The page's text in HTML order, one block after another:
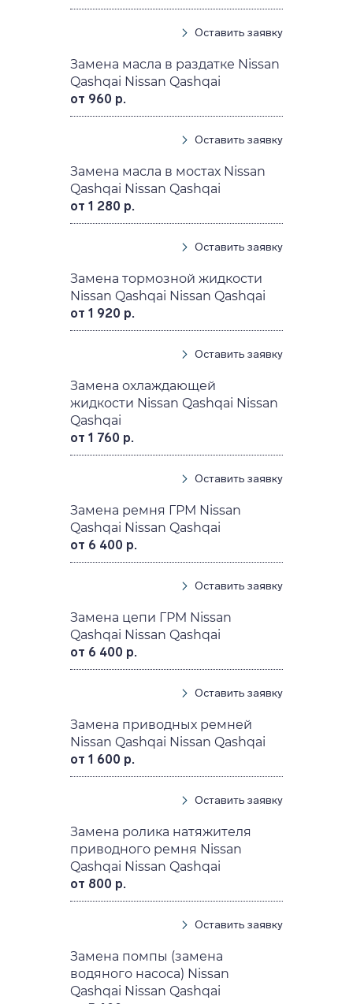
Оставить заявку
Замена масла в раздатке Nissan
Qashqai Nissan Qashqai
от 960 р.
Оставить заявку
Замена масла в мостах Nissan
Qashqai Nissan Qashqai
от 1 280 р.
Оставить заявку
Замена тормозной жидкости
Nissan Qashqai Nissan Qashqai
от 1 920 р.
Оставить заявку
Замена охлаждающей
жидкости Nissan Qashqai Nissan
Qashqai
от 1 760 р.
Оставить заявку
Замена ремня ГРМ Nissan
Qashqai Nissan Qashqai
от 6 400 р.
Оставить заявку
Замена цепи ГРМ Nissan
Qashqai Nissan Qashqai
от 6 400 р.
Оставить заявку
Замена приводных ремней
Nissan Qashqai Nissan Qashqai
от 1 600 р.
Оставить заявку
Замена ролика натяжителя
приводного ремня Nissan
Qashqai Nissan Qashqai
от 800 р.
Оставить заявку
Замена помпы (замена
водяного насоса) Nissan
Qashqai Nissan Qashqai